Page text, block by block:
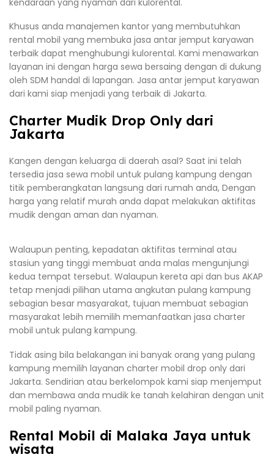
Khusus anda manajemen kantor yang membutuhkan
rental mobil yang membuka jasa antar jemput karyawan
terbaik dapat menghubungi kulorental. Kami menawarkan
layanan ini dengan harga sewa bersaing dengan di dukung
oleh SDM handal di lapangan. Jasa antar jemput karyawan
dari kami siap menjadi yang terbaik di Jakarta.
Charter Mudik Drop Only dari
Jakarta
Kangen dengan keluarga di daerah asal? Saat ini telah
tersedia jasa sewa mobil untuk pulang kampung dengan
titik pemberangkatan langsung dari rumah anda, Dengan
harga yang relatif murah anda dapat melakukan aktifitas
mudik dengan aman dan nyaman.
Walaupun penting, kepadatan aktifitas terminal atau
stasiun yang tinggi membuat anda malas mengunjungi
kedua tempat tersebut. Walaupun kereta api dan bus AKAP
tetap menjadi pilihan utama angkutan pulang kampung
sebagian besar masyarakat, tujuan membuat sebagian
masyarakat lebih memilih memanfaatkan jasa charter
mobil untuk pulang kampung.
Tidak asing bila belakangan ini banyak orang yang pulang
kampung memilih layanan charter mobil drop only dari
Jakarta. Sendirian atau berkelompok kami siap menjemput
dan membawa anda mudik ke tanah kelahiran dengan unit
mobil paling nyaman.
Rental Mobil di Malaka Jaya untuk
wisata